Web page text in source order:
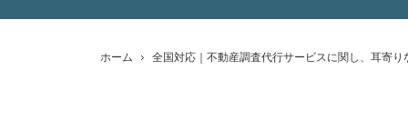
ホーム 全国対応｜不動産調査代行サービスに関し、耳寄り